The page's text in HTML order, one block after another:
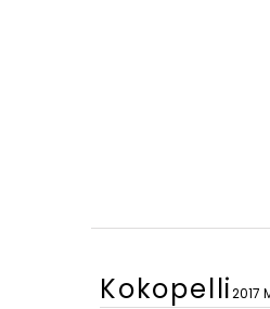
Kokopelli2017